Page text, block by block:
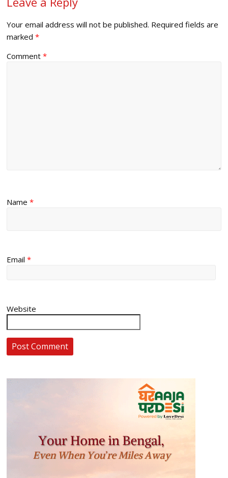
Your email address will not be published. Required fields are
marked*
Comment*
Name*
Email*
Website